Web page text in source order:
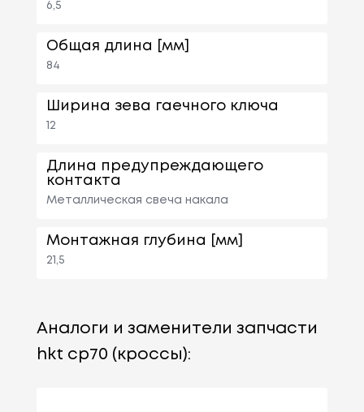
6,5
Общая длина [мм]
84
Ширина зева гаечного ключа
12
Длина предупреждающего
контакта
Металлическая свеча накала
Монтажная глубина [мм]
21,5
Аналоги и заменители запчасти
hkt cp70 (кроссы):